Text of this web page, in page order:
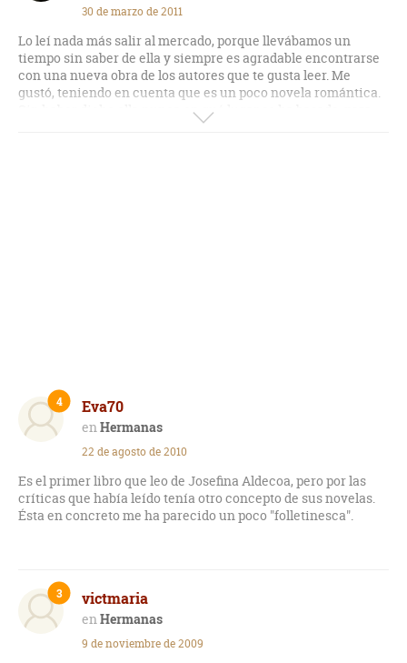
30 de marzo de 2011
Lo leí nada más salir al mercado, porque llevábamos un
tiempo sin saber de ella y siempre es agradable encontrarse
con una nueva obra de los autores que te gusta leer. Me
gustó, teniendo en cuenta que es un poco novela romántica.
Sin haber dicho ella nunca en qué lugar se ha basado, para
mí es bastante reconocible, y si estoy en lo cierto, ha
Eva70
Hermanas
4
22 de agosto de 2010
Es el primer libro que leo de Josefina Aldecoa, pero por las
críticas que había leído tenía otro concepto de sus novelas.
Ésta en concreto me ha parecido un poco "folletinesca".
victmaria
Hermanas
3
9 de noviembre de 2009